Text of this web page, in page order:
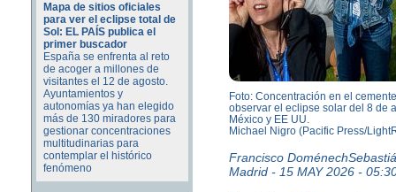
Mapa de sitios oficiales
para ver el eclipse total de
Sol: EL PAÍS publica el
primer buscador
España se enfrenta al reto
de acoger a millones de
visitantes el 12 de agosto.
Ayuntamientos y
autonomías ya han elegido
más de 130 miradores para
gestionar concentraciones
multitudinarias para
contemplar el histórico
fenómeno
Foto: Concentración en el
observar el eclipse solar del 8 de
México y EE UU.
Michael Nigro (Pacific Press/
Francisco
Madrid - 15 MAY 2026 -